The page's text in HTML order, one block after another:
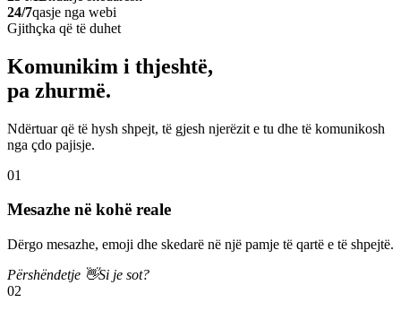
24/7qasje nga webi
Gjithçka që të duhet
Komunikim i thjeshtë,
pa zhurmë.
Ndërtuar që të hysh shpejt, të gjesh njerëzit e tu dhe të komunikosh
nga çdo pajisje.
01
Mesazhe në kohë reale
Dërgo mesazhe, emoji dhe skedarë në një pamje të qartë e të shpejtë.
Përshëndetje 👋Si je sot?
02